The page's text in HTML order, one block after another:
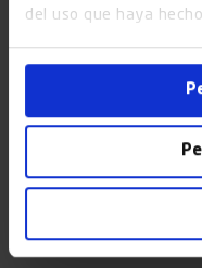
del uso que haya
en
ascensores